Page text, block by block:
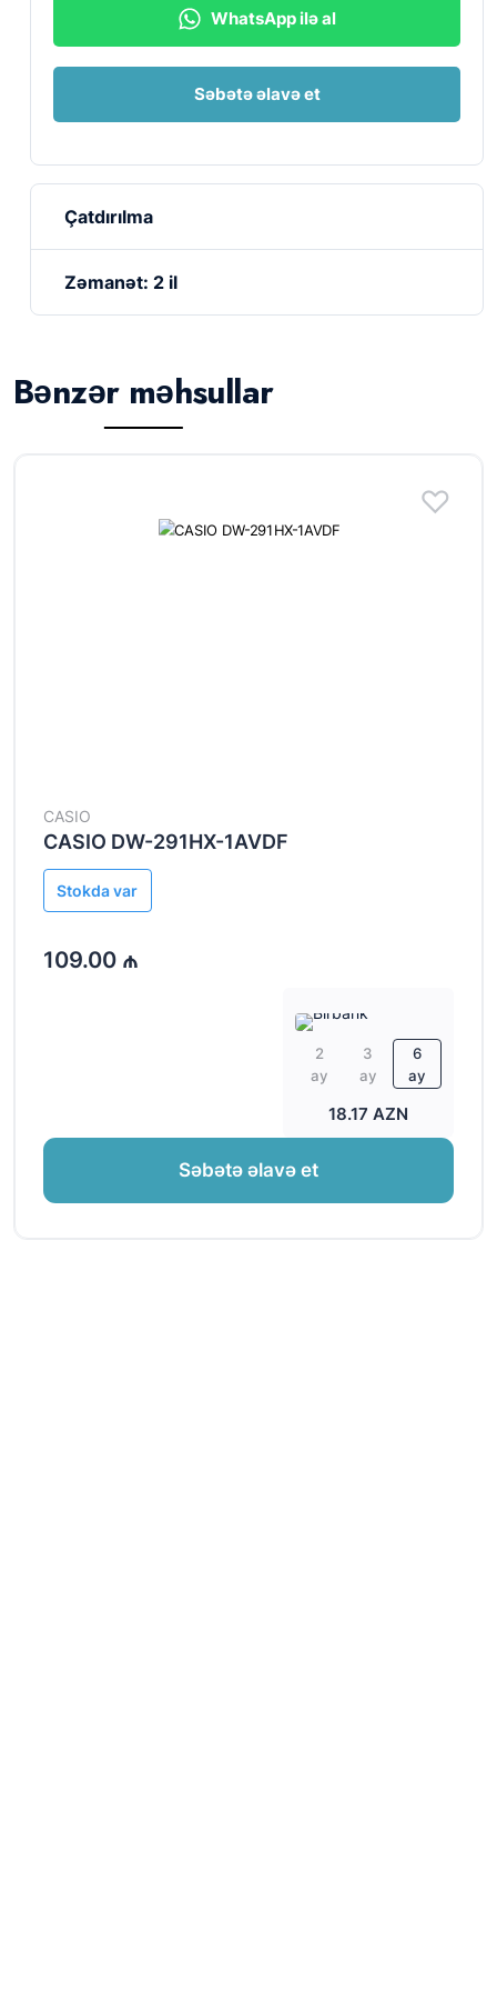
WhatsApp ilə al
Səbətə əlavə et
Çatdırılma
Zəmanət: 2 il
Bənzər məhsullar
CASIO
CASIO DW-291HX-1AVDF
Stokda var
109.00 ₼
2
ay
3
ay
6
ay
18.17 AZN
Səbətə əlavə et